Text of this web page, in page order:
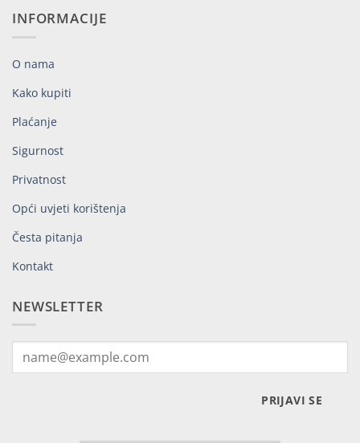
INFORMACIJE
O nama
Kako kupiti
Plaćanje
Sigurnost
Privatnost
Opći uvjeti korištenja
Česta pitanja
Kontakt
NEWSLETTER
PRIJAVI SE